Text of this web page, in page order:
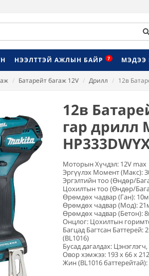
НЭЭЛТТЭЙ АЖЛЫН БАЙР 7 МЭДЭЭ
Батарейт багаж 12V Дрилл 12в
12в
гар дрилл
Моторын Хүчдэл: 12V max
Эргүүлэх Момент (Макс):
Эргэлтийн тоо (Өндөр/
Цохилтын тоо (Өндөр/
Өрөмдөх чадвар (Ган):
Өрөмдөх чадвар (Мод):
Өрөмдөх чадвар (Бетон):
Онцлог: Цохилтын
Багцад Багтсан Баттерей:
(BL1016)
Бусад дагалдах:
Овор хэмжээ: 193 x 66 x
Жин (BL1016 баттерейтай):